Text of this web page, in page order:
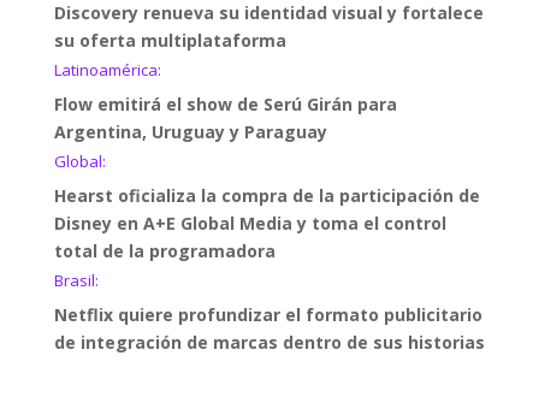
Discovery renueva su identidad visual y fortalece
su oferta multiplataforma
Latinoamérica:
Flow emitirá el show de Serú Girán para
Argentina, Uruguay y Paraguay
Global:
Hearst oficializa la compra de la participación de
Disney en A+E Global Media y toma el control
total de la programadora
Brasil:
Netflix quiere profundizar el formato publicitario
de integración de marcas dentro de sus historias